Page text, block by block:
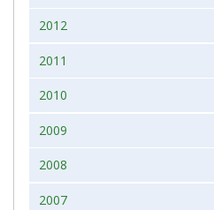
2012
2011
2010
2009
2008
2007